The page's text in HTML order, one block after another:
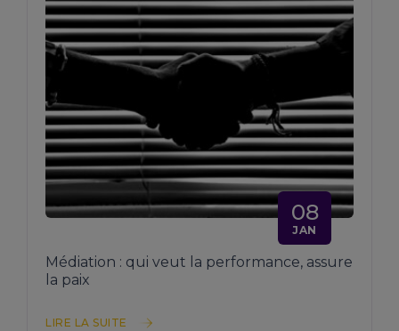
08
JAN
Médiation : qui veut la performance, assure
la paix
LIRE LA SUITE